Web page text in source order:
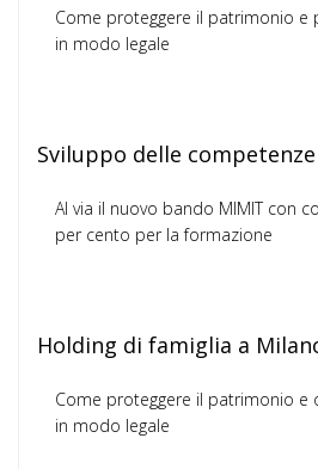
Come proteggere il patrimonio e
in modo legale
Sviluppo delle
Al via il nuovo bando MIMIT con
per cento per la formazione
Holding di famiglia a
Come proteggere il patrimonio e
in modo legale